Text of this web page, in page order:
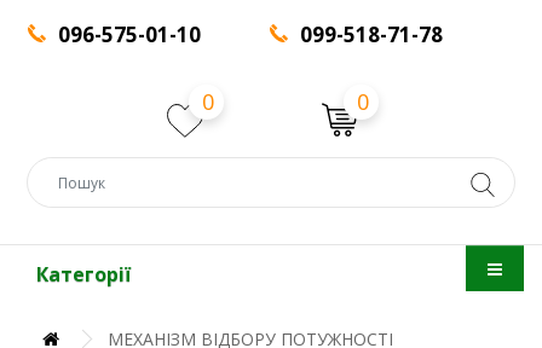
096-575-01-10
099-518-71-78
0 0
Категорії
МЕХАНІЗМ ВІДБОРУ ПОТУЖНОСТІ